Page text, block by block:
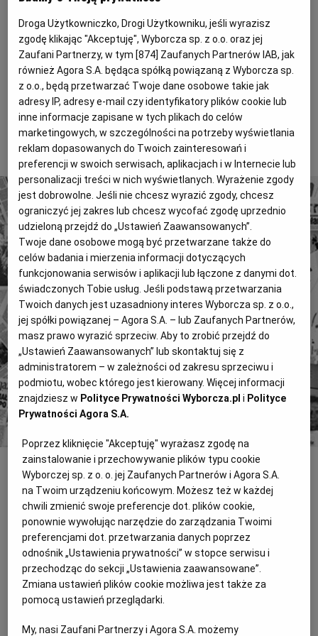
Wyborcza.biz Wysokie Obcasy
BIQdata Jutronauci
Archiwum Inne serwisy
Była to jedna z największych grup przemycających
narkotyki przez Polskę na Zachód. W jej skład
wchodzili Polacy i Turcy. Ani policja, ani prokuratura
nie chcą potwierdzić naszych informacji o jej
rozbiciu. - Za wcześnie - ucina Kazimierz Olejnik, szef
łódzkiej Prokuratury Okręgowej.
To tylko fragment artykułu. Aby czytać dalej, kup dostęp
poniżej.
4 miliony tekstów od 1989 roku.
Zyskaj dostęp do archiwalnych treści "Gazety
Wyborczej".
Znajdź historie, których szukasz.
Kup dostęp
lub Zaloguj się
INNE
ŁOWCY SKÓR
W łódzkim pogotowiu handluje się zwłokami. Sprzedają lekarze,
sanitariusze, kierowcy karetek i dyspozytorzy. Kupują zakłady
pogrzebowe. Zmarłego nazywa się skórą. Dla zdobycia "skóry"
być może nawet zabijano - ustalili dziennikarze "Gazety" i Radia
Łódź
Zarobili na Kabili
Droga Użytkowniczko, Drogi Użytkowniku, jeśli wyrazisz
zgodę klikając "Akceptuję", Wyborcza sp. z o.o. oraz jej
Zaufani Partnerzy, w tym [874] Zaufanych Partnerów IAB, jak
również Agora S.A. będąca spółką powiązaną z Wyborcza sp.
z o.o., będą przetwarzać Twoje dane osobowe takie jak
adresy IP, adresy e-mail czy identyfikatory plików cookie lub
inne informacje zapisane w tych plikach do celów
marketingowych, w szczególności na potrzeby wyświetlania
reklam dopasowanych do Twoich zainteresowań i
preferencji w swoich serwisach, aplikacjach i w Internecie lub
personalizacji treści w nich wyświetlanych. Wyrażenie zgody
jest dobrowolne. Jeśli nie chcesz wyrazić zgody, chcesz
ograniczyć jej zakres lub chcesz wycofać zgodę uprzednio
udzieloną przejdź do „Ustawień Zaawansowanych”.
Twoje dane osobowe mogą być przetwarzane także do
celów badania i mierzenia informacji dotyczących
funkcjonowania serwisów i aplikacji lub łączone z danymi dot.
świadczonych Tobie usług. Jeśli podstawą przetwarzania
Twoich danych jest uzasadniony interes Wyborcza sp. z o.o.,
jej spółki powiązanej – Agora S.A. – lub Zaufanych Partnerów,
masz prawo wyrazić sprzeciw. Aby to zrobić przejdź do
„Ustawień Zaawansowanych” lub skontaktuj się z
administratorem – w zależności od zakresu sprzeciwu i
podmiotu, wobec którego jest kierowany. Więcej informacji
znajdziesz w Polityce Prywatności Wyborcza.pl i Polityce
Prywatności Agora S.A.
Poprzez kliknięcie "Akceptuję" wyrażasz zgodę na
zainstalowanie i przechowywanie plików typu cookie
Wyborczej sp. z o. o. jej Zaufanych Partnerów i Agora S.A.
na Twoim urządzeniu końcowym. Możesz też w każdej
chwili zmienić swoje preferencje dot. plików cookie,
ponownie wywołując narzędzie do zarządzania Twoimi
preferencjami dot. przetwarzania danych poprzez
odnośnik „Ustawienia prywatności” w stopce serwisu i
przechodząc do sekcji „Ustawienia zaawansowane”.
Zmiana ustawień plików cookie możliwa jest także za
pomocą ustawień przeglądarki.
My, nasi Zaufani Partnerzy i Agora S.A. możemy